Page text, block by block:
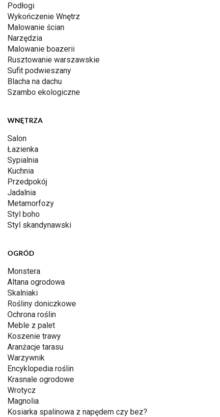
Podłogi
Wykończenie Wnętrz
Malowanie ścian
Narzędzia
Malowanie boazerii
Rusztowanie warszawskie
Sufit podwieszany
Blacha na dachu
Szambo ekologiczne
WNĘTRZA
Salon
Łazienka
Sypialnia
Kuchnia
Przedpokój
Jadalnia
Metamorfozy
Styl boho
Styl skandynawski
OGRÓD
Monstera
Altana ogrodowa
Skalniaki
Rośliny doniczkowe
Ochrona roślin
Meble z palet
Koszenie trawy
Aranżacje tarasu
Warzywnik
Encyklopedia roślin
Krasnale ogrodowe
Wrotycz
Magnolia
Kosiarka spalinowa z napędem czy bez?